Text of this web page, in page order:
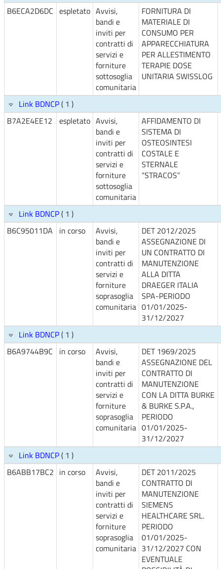
B6ECA2D6DC espletato Avvisi,
bandi e
inviti per
contratti di
servizi e
forniture
sottosoglia
comunitaria
FORNITURA DI
MATERIALE DI
CONSUMO PER
APPARECCHIATURA
PER ALLESTIMENTO
TERAPIE DOSE
UNITARIA SWISSLOG
Link BDNCP( 1 )
B7A2E4EE12
espletato Avvisi,
bandi e
inviti per
contratti di
servizi e
forniture
sottosoglia
comunitaria
AFFIDAMENTO DI
SISTEMA DI
OSTEOSINTESI
COSTALE E
STERNALE
“STRACOS”
Link BDNCP( 1 )
B6C95011DA
in corso
Avvisi,
bandi e
inviti per
contratti di
servizi e
forniture
soprasoglia
comunitaria
DET 2012/2025
ASSEGNAZIONE DI
UN CONTRATTO DI
MANUTENZIONE
ALLA DITTA
DRAEGER ITALIA
SPA-PERIODO
01/01/2025-
31/12/2027
Link BDNCP( 1 )
B6A9744B9C
in corso
Avvisi,
bandi e
inviti per
contratti di
servizi e
forniture
soprasoglia
comunitaria
DET 1969/2025
ASSEGNAZIONE DEL
CONTRATTO DI
MANUTENZIONE
CON LA DITTA BURKE
& BURKE S.P.A.,
PERIODO
01/01/2025-
31/12/2027
Link BDNCP( 1 )
B6ABB17BC2 in corso
Avvisi,
bandi e
inviti per
contratti di
servizi e
forniture
soprasoglia
comunitaria
DET 2011/2025
CONTRATTO DI
MANUTENZIONE
SIEMENS
HEALTHCARE SRL.
PERIODO
01/01/2025-
31/12/2027 CON
EVENTUALE